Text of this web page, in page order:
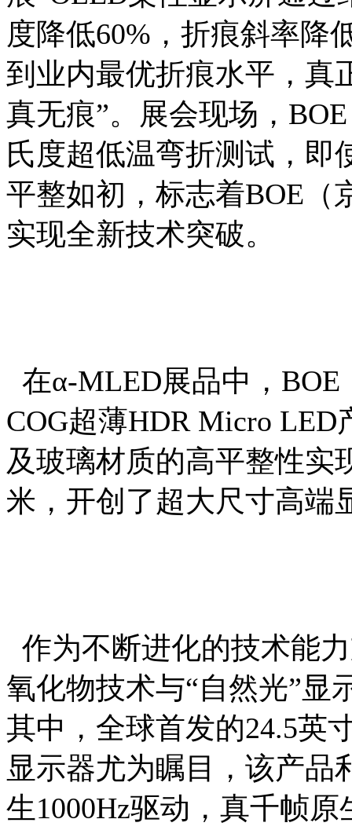
度降低60%，折痕斜率降
到业内最优折痕水平，真
真无痕”。展会现场，
氏度超低温弯折测试，即
平整如初，标志着BOE（
实现全新技术突破。
在α-MLED展品中，
COG超薄HDR Micro
及玻璃材质的高平整性实
米，开创了超大尺寸高端
作为不断进化的技术能
氧化物技术与“自然光”显
其中，全球首发的24.5英
显示器尤为瞩目，该产品
生1000Hz驱动，真千帧